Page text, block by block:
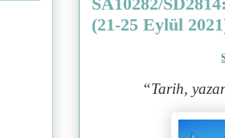
(21-25 Eylül
“Tarih,